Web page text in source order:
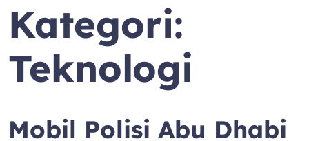
Kategori:
Teknologi
Mobil Polisi Abu Dhabi